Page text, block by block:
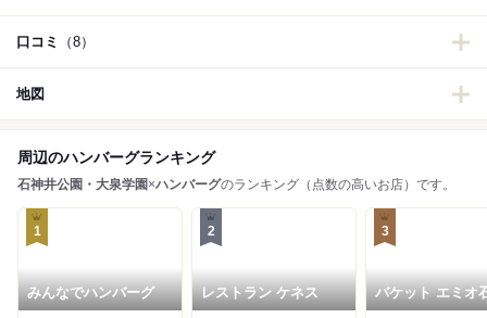
口コミ （8）
地図
周辺のハンバーグランキング
石神井公園・大泉学園×ハンバーグのランキング（点数の高いお店）です。
1
みんなでハンバーグ
2
レストラン ケネス
3
バケット エミオ
井公園店